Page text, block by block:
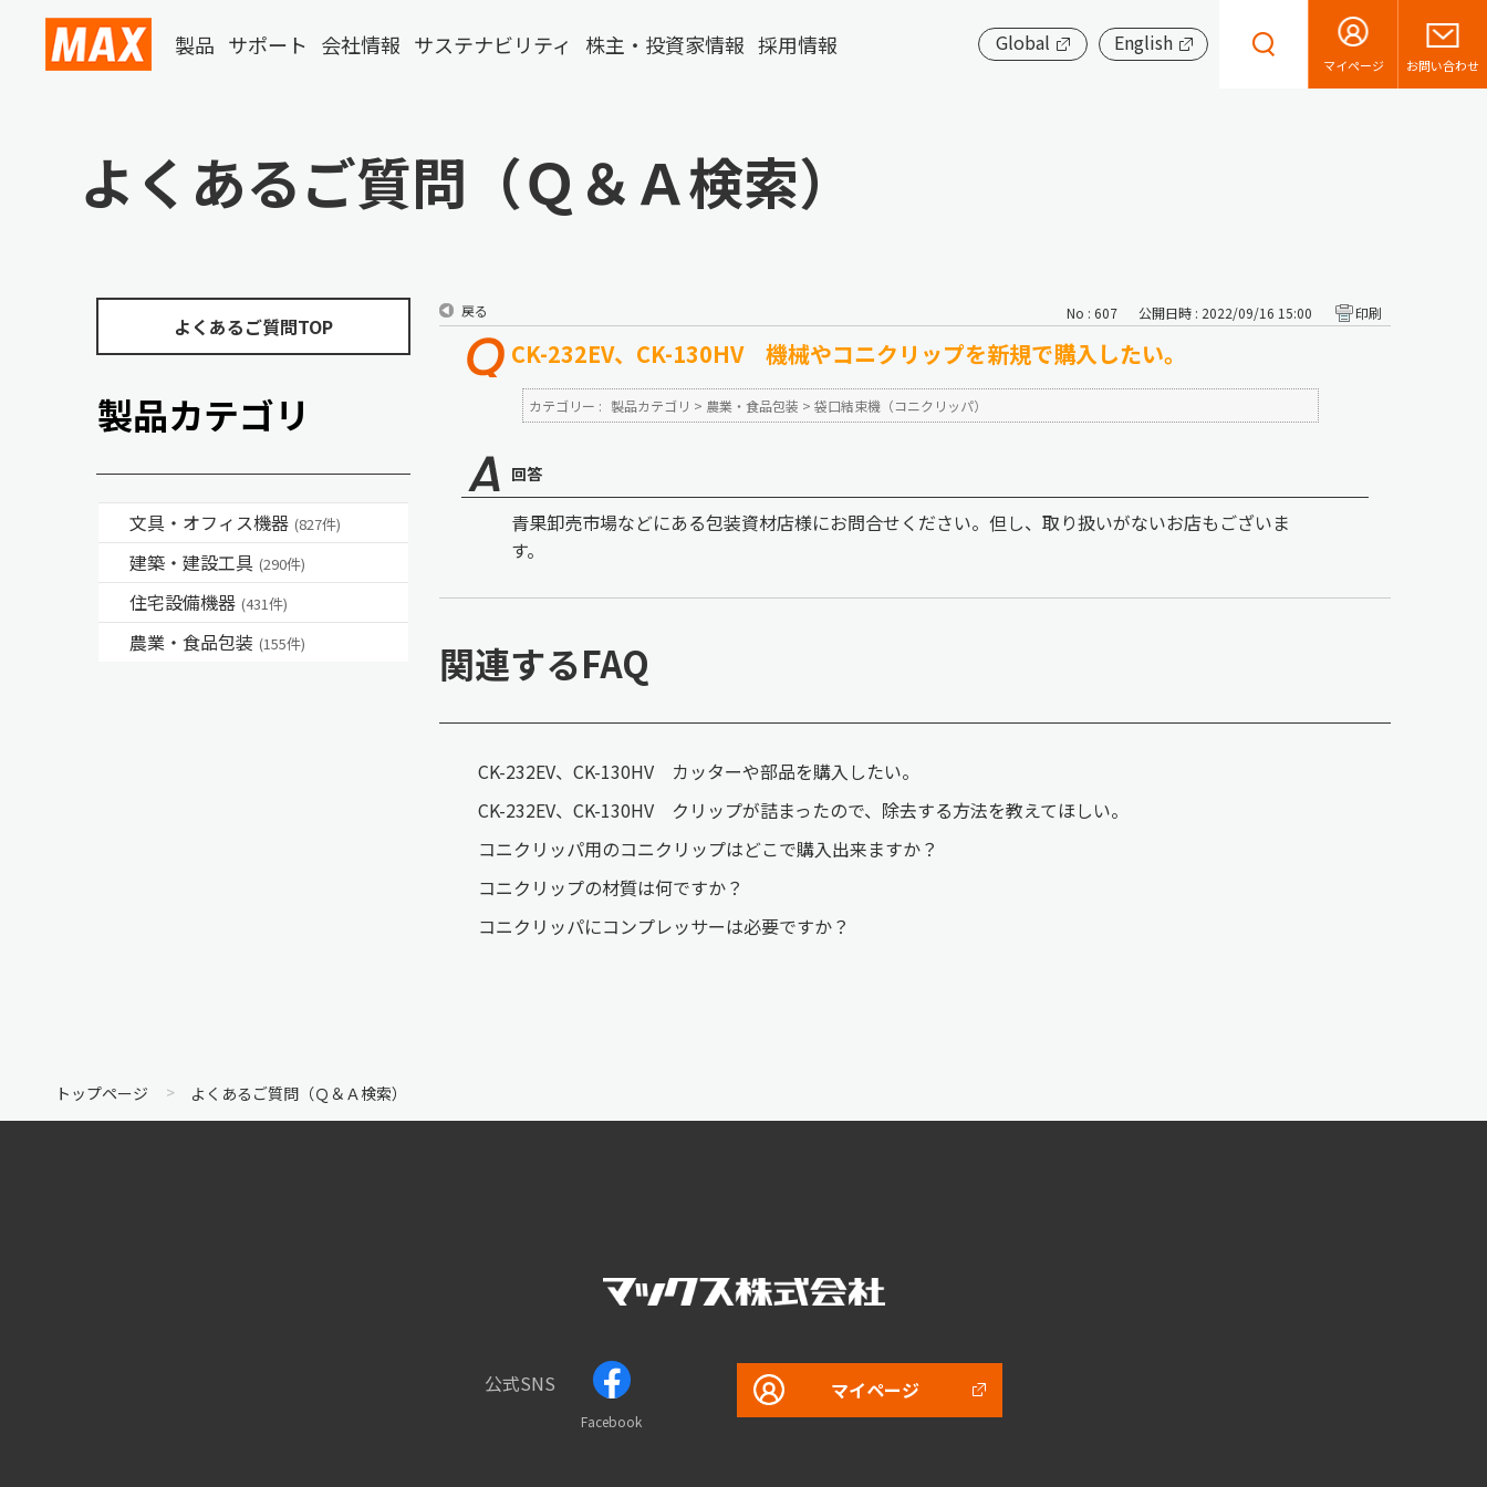
製品 サポート 会社情報 サステナビリティ 株主・投資家情報 採用情報 Global English
マイページ お問い合わせ
よくあるご質問（Ｑ＆Ａ検索）
よくあるご質問TOP
製品カテゴリ
文具・オフィス機器 (827件)
建築・建設工具 (290件)
住宅設備機器 (431件)
農業・食品包装 (155件)
戻る No : 607 公開日時 : 2022/09/16 15:00 印刷
CK-232EV、CK-130HV 機械やコニクリップを新規で購入したい。
カテゴリー : 製品カテゴリ > 農業・食品包装 > 袋口結束機（コニクリッパ）
回答
青果卸売市場などにある包装資材店様にお問合せください。但し、取り扱いがないお店もございま
す。
関連するFAQ
CK-232EV、CK-130HV カッターや部品を購入したい。
CK-232EV、CK-130HV クリップが詰まったので、除去する方法を教えてほしい。
コニクリッパ用のコニクリップはどこで購入出来ますか？
コニクリップの材質は何ですか？
コニクリッパにコンプレッサーは必要ですか？
トップページ よくあるご質問（Ｑ＆Ａ検索）
公式SNS
Facebook
マイページ